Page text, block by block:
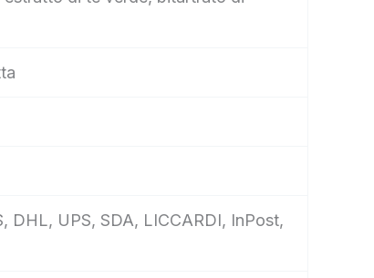
DHL, UPS, SDA, LICCARDI, InPost,